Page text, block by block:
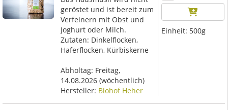
geröstet und ist bereit zum
Verfeinern mit Obst und
Joghurt oder Milch.
Zutaten: Dinkelflocken,
Haferflocken, Kürbiskerne
Abholtag: Freitag,
14.08.2026(wöchentlich)
Hersteller: Biohof Heher
Einheit: 500g